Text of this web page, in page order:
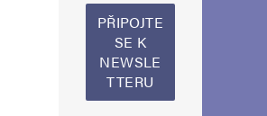
Alternative: